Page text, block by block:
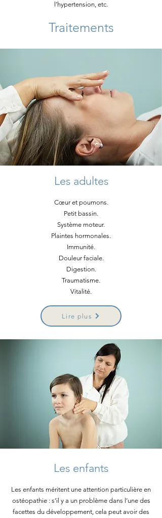
l’hypertension, etc.
Traitements
Les adultes
Cœur et poumons.
Petit bassin.
Système moteur.
Plaintes hormonales.
Immunité.
Douleur faciale.
Digestion.
Traumatisme.
Vitalité.
Lire plus
Les enfants
Les enfants méritent une attention particulière en
ostéopathie : s’il y a un problème dans l’une des
facettes du développement, cela peut avoir des